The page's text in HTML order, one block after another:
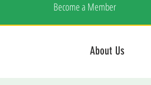
Become a Member
About Us